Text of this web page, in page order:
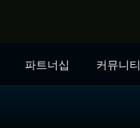
파트너십 커뮤니티